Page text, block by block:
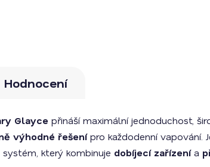
Hodnocení
Glayce přináší maximální jednoduchost,
výhodné řešenípro každodenní vapování.
který kombinuje dobíjecí zařízenía